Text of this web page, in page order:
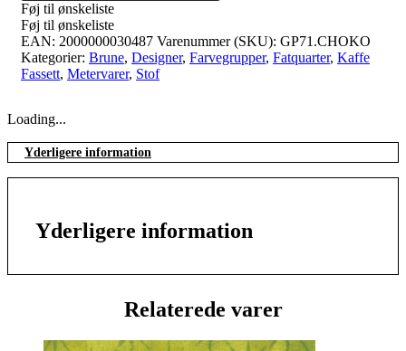
Føj til ønskeliste
Føj til ønskeliste
EAN: 2000000030487 Varenummer (SKU): GP71.CHOKO
Kategorier: Brune, Designer, Farvegrupper, Fatquarter, Kaffe
Fassett, Metervarer, Stof
Loading...
Yderligere information
Yderligere information
Relaterede varer